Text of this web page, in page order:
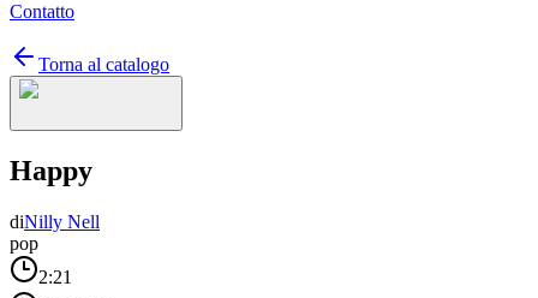
Contatto
Torna al catalogo
Happy
diNilly Nell
pop
2:21